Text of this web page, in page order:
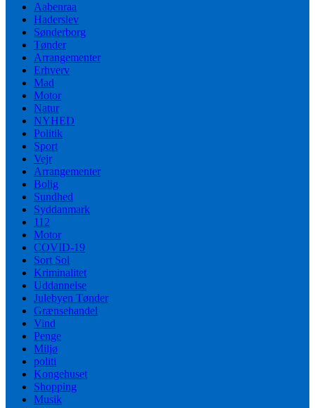
Aabenraa
Haderslev
Sønderborg
Tønder
Arrangementer
Erhverv
Mad
Motor
Natur
NYHED
Politik
Sport
Vejr
Arrangementer
Bolig
Sundhed
Syddanmark
112
Motor
COVID-19
Sort Sol
Kriminalitet
Uddannelse
Julebyen Tønder
Grænsehandel
Vind
Penge
Miljø
politi
Kongehuset
Shopping
Musik